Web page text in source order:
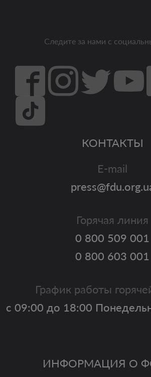
Следите за нами с
ИНФОРМАЦИЯ О
КОНТАКТЫ
E-mail
Горячая линия
0 800 509 001
0 800 603 001
График работы
с 09:00 до 18:00